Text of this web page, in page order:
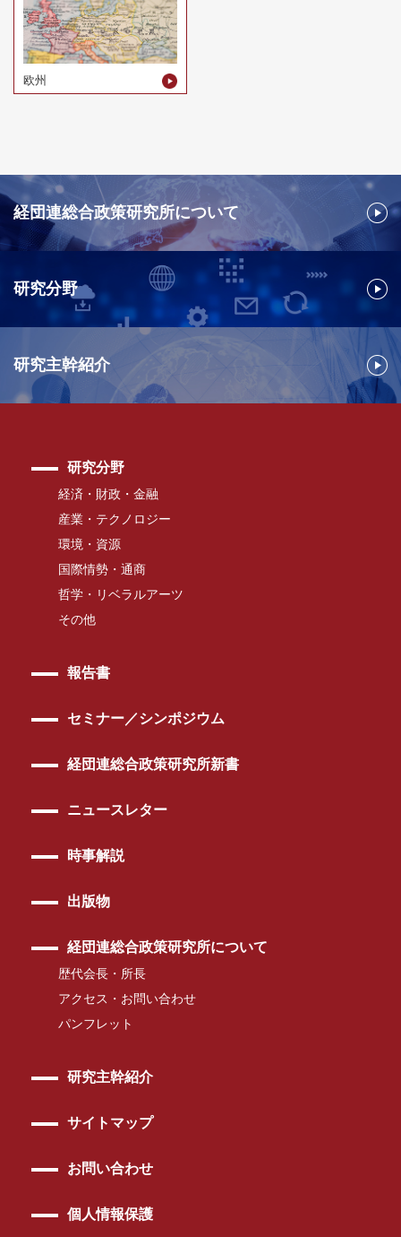
欧州
経団連総合政策研究所について
研究分野
研究主幹紹介
研究分野
経済・財政・金融
産業・テクノロジー
環境・資源
国際情勢・通商
哲学・リベラルアーツ
その他
報告書
セミナー／シンポジウム
経団連総合政策研究所新書
ニュースレター
時事解説
出版物
経団連総合政策研究所について
歴代会長・所長
アクセス・お問い合わせ
パンフレット
研究主幹紹介
サイトマップ
お問い合わせ
個人情報保護